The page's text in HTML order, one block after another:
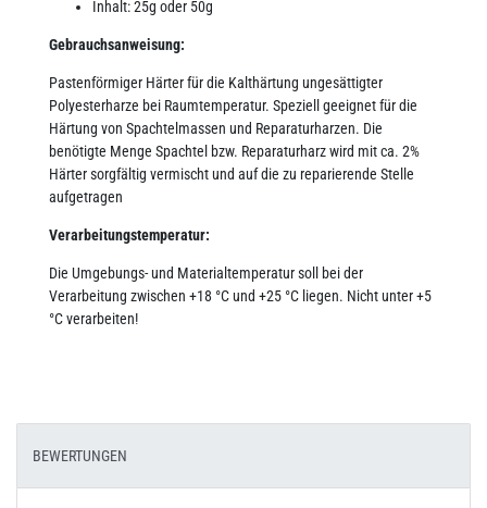
Inhalt: 25g oder 50g
Gebrauchsanweisung:
Pastenförmiger Härter für die Kalthärtung ungesättigter
Polyesterharze bei Raumtemperatur. Speziell geeignet für die
Härtung von Spachtelmassen und Reparaturharzen. Die
benötigte Menge Spachtel bzw. Reparaturharz wird mit ca. 2%
Härter sorgfältig vermischt und auf die zu reparierende Stelle
aufgetragen
Verarbeitungstemperatur:
Die Umgebungs- und Materialtemperatur soll bei der
Verarbeitung zwischen +18 °C und +25 °C liegen. Nicht unter +5
°C verarbeiten!
BEWERTUNGEN